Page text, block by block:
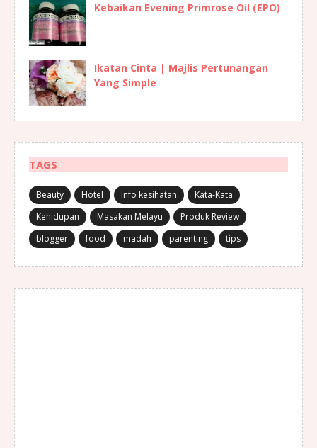
Kebaikan Evening Primrose Oil (EPO)
Ikatan Cinta | Majlis Pertunangan
Yang Simple
TAGS
Beauty Hotel Info kesihatan
Kata-Kata
Kehidupan
Masakan Melayu
Produk Review
blogger
food madah parenting tips